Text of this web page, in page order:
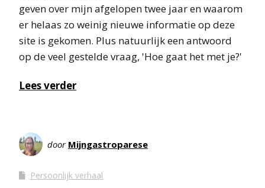
geven over mijn afgelopen twee jaar en waarom
er helaas zo weinig nieuwe informatie op deze
site is gekomen. Plus natuurlijk een antwoord
op de veel gestelde vraag, 'Hoe gaat het met je?'
Lees verder
door Mijngastroparese
Persoonlijk verhaal